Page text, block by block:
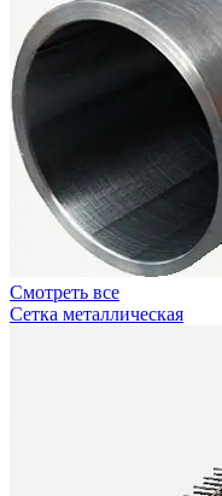
Смотреть все
Сетка металлическая